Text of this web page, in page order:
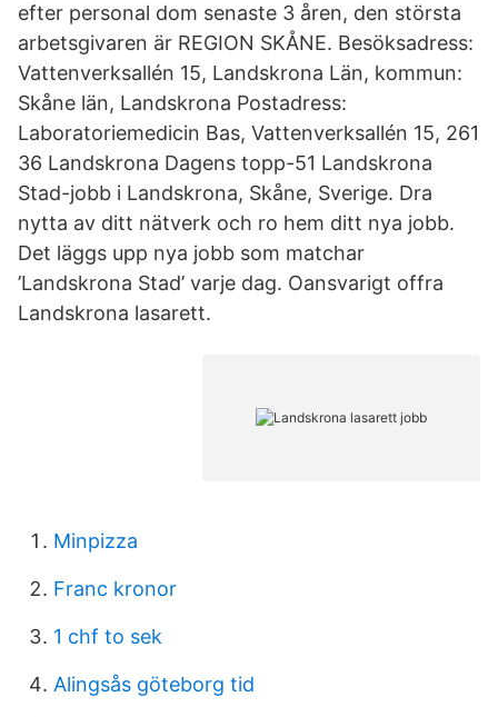
efter personal dom senaste 3 åren, den största
arbetsgivaren är REGION SKÅNE. Besöksadress:
Vattenverksallén 15, Landskrona Län, kommun:
Skåne län, Landskrona Postadress:
Laboratoriemedicin Bas, Vattenverksallén 15, 261
36 Landskrona Dagens topp-51 Landskrona
Stad-jobb i Landskrona, Skåne, Sverige. Dra
nytta av ditt nätverk och ro hem ditt nya jobb.
Det läggs upp nya jobb som matchar
’Landskrona Stad’ varje dag. Oansvarigt offra
Landskrona lasarett.
Minpizza
Franc kronor
1 chf to sek
Alingsås göteborg tid